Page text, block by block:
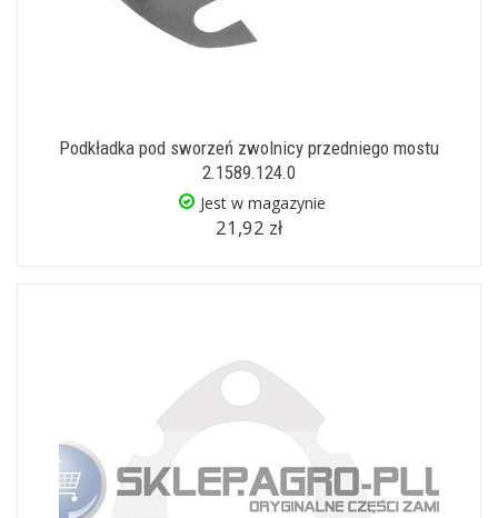
Podkładka pod sworzeń zwolnicy przedniego mostu
2.1589.124.0
Jest w magazynie
21,92 zł